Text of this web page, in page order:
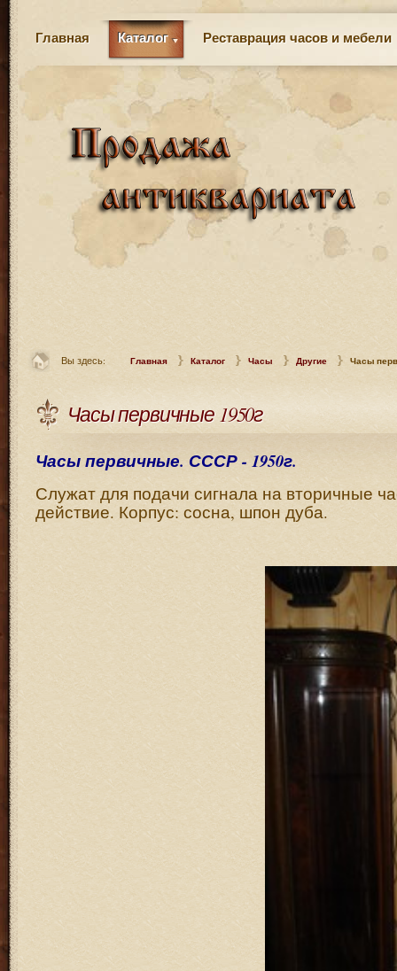
Главная Каталог Реставрация часов и мебели
Вы здесь: Главная Каталог Часы Другие Часы
Часы первичные 1950г
Часы первичные. СССР - 1950г.
Служат для подачи сигнала на вторичные
действие. Корпус: сосна, шпон дуба.